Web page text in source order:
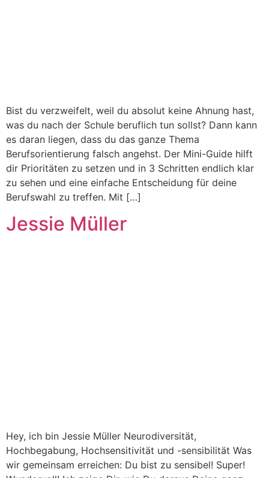
Bist du verzweifelt, weil du absolut keine Ahnung hast,
was du nach der Schule beruflich tun sollst? Dann kann
es daran liegen, dass du das ganze Thema
Berufsorientierung falsch angehst. Der Mini-Guide hilft
dir Prioritäten zu setzen und in 3 Schritten endlich klar
zu sehen und eine einfache Entscheidung für deine
Berufswahl zu treffen. Mit […]
Jessie Müller
Hey, ich bin Jessie Müller Neurodiversität,
Hochbegabung, Hochsensitivität und -sensibilität Was
wir gemeinsam erreichen: Du bist zu sensibel! Super!